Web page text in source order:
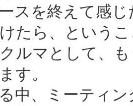
スを終えて感
たら、という
ルマとして、
す。
中、ミーティ